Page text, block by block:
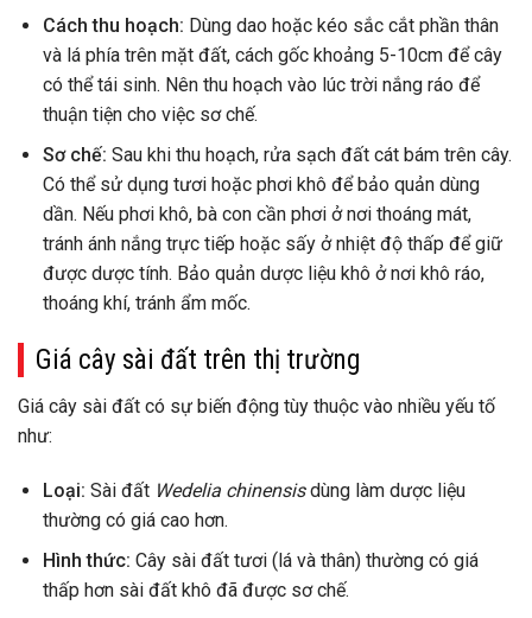
Cách thu hoạch: Dùng dao hoặc kéo sắc cắt phần thân
và lá phía trên mặt đất, cách gốc khoảng 5-10cm để cây
có thể tái sinh. Nên thu hoạch vào lúc trời nắng ráo để
thuận tiện cho việc sơ chế.
Sơ chế: Sau khi thu hoạch, rửa sạch đất cát bám trên cây.
Có thể sử dụng tươi hoặc phơi khô để bảo quản dùng
dần. Nếu phơi khô, bà con cần phơi ở nơi thoáng mát,
tránh ánh nắng trực tiếp hoặc sấy ở nhiệt độ thấp để giữ
được dược tính. Bảo quản dược liệu khô ở nơi khô ráo,
thoáng khí, tránh ẩm mốc.
Giá cây sài đất trên thị trường
Giá cây sài đất có sự biến động tùy thuộc vào nhiều yếu tố
như:
Loại: Sài đất Wedelia chinensisdùng làm dược liệu
thường có giá cao hơn.
Hình thức: Cây sài đất tươi (lá và thân) thường có giá
thấp hơn sài đất khô đã được sơ chế.